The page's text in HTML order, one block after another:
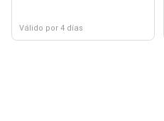
Válido por 4 días